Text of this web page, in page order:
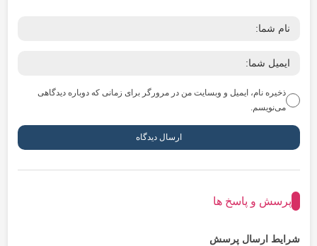
ذخیره نام، ایمیل و وبسایت من در مرورگر برای زمانی که دوباره دیدگاهی
می‌نویسم.
پرسش و پاسخ ها
شرایط ارسال پرسش